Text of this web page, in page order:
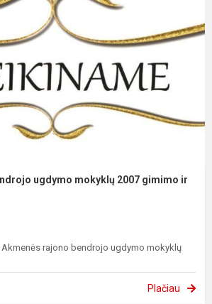
ugdymo mokyklų 2007 gimimo ir
rajono bendrojo ugdymo mokyklų
Plačiau